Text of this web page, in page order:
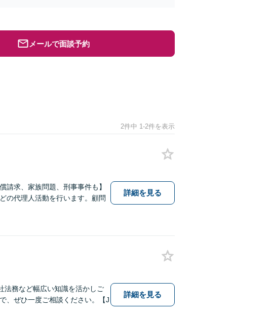
メールで面談予約
2件中 1-2件を表示
請求、家族問題、刑事事件も】
の代理人活動を行います。顧問
詳細を見る
法務など幅広い知識を活かしご
、ぜひ一度ご相談ください。【J
詳細を見る